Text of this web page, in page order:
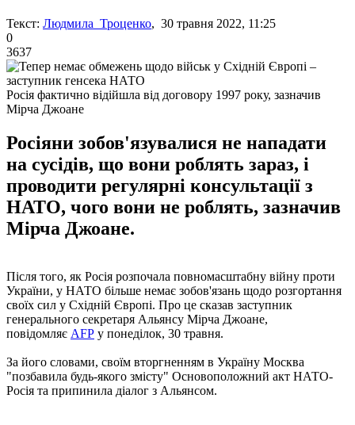
Текст: Людмила Троценко, 30 травня 2022, 11:25
0
3637
Росія фактично відійшла від договору 1997 року, зазначив
Мірча Джоане
Росіяни зобов'язувалися не нападати
на сусідів, що вони роблять зараз, і
проводити регулярні консультації з
НАТО, чого вони не роблять, зазначив
Мірча Джоане.
Після того, як Росія розпочала повномасштабну війну проти
України, у НАТО більше немає зобов'язань щодо розгортання
своїх сил у Східній Європі. Про це сказав заступник
генерального секретаря Альянсу Мірча Джоане,
повідомляє AFP у понеділок, 30 травня.
За його словами, своїм вторгненням в Україну Москва
"позбавила будь-якого змісту" Основоположний акт НАТО-
Росія та припинила діалог з Альянсом.